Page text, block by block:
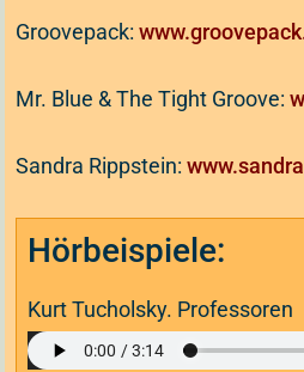
Groovepack:
Mr. Blue & The Tight Groove:
Sandra Rippstein:
Hörbeispiele:
Kurt Tucholsky. Professoren